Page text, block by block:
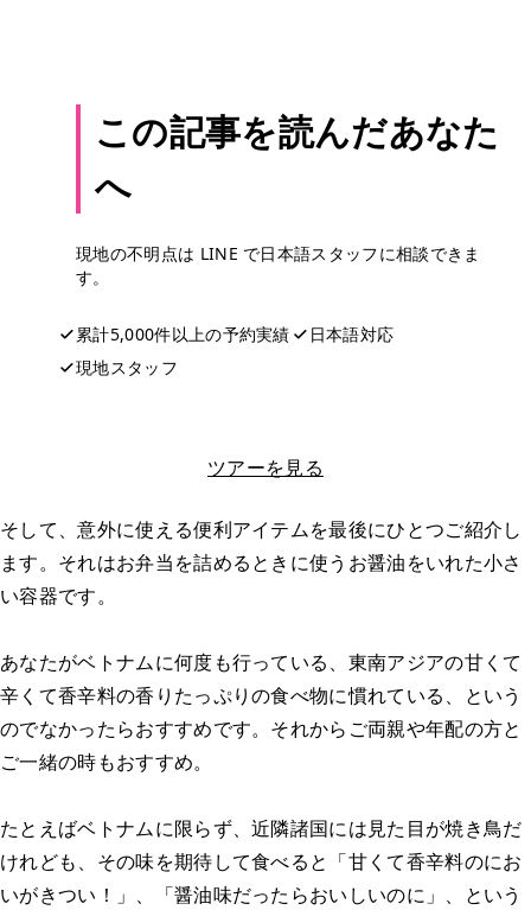
この記事を読んだあなた
へ
現地の不明点は LINE で日本語スタッフに相談できま
す。
累計5,000件以上の予約実績
日本語対応
現地スタッフ
ツアーを見る
そして、意外に使える便利アイテムを最後にひとつご紹介し
ます。それはお弁当を詰めるときに使うお醤油をいれた小さ
い容器です。
あなたがベトナムに何度も行っている、東南アジアの甘くて
辛くて香辛料の香りたっぷりの食べ物に慣れている、という
のでなかったらおすすめです。それからご両親や年配の方と
ご一緒の時もおすすめ。
たとえばベトナムに限らず、近隣諸国には見た目が焼き鳥だ
けれども、その味を期待して食べると「甘くて香辛料のにお
いがきつい！」、「醤油味だったらおいしいのに」、という